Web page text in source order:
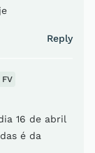
Reply
16 de abril
é da